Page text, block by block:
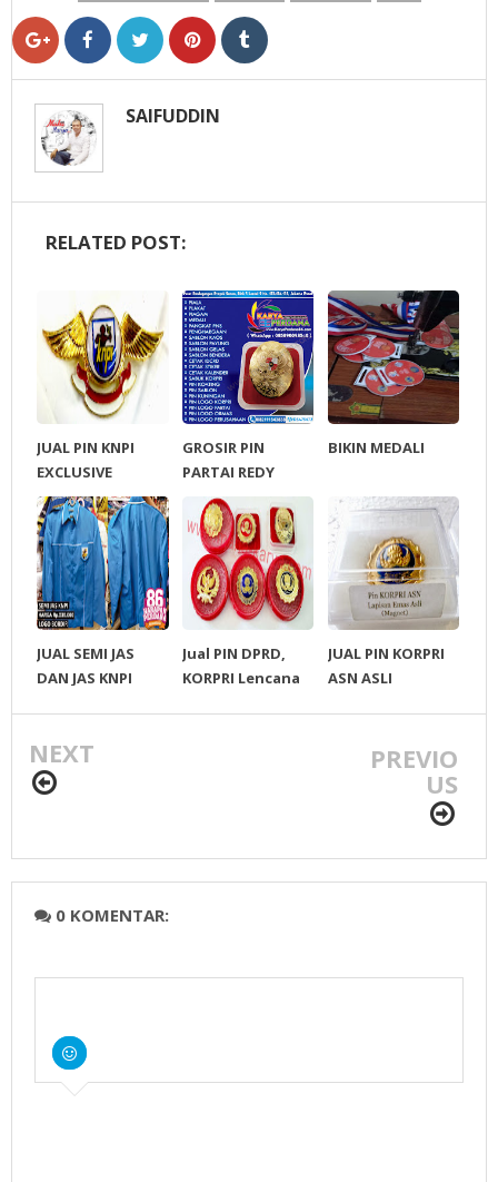
SAIFUDDIN
RELATED POST:
JUAL PIN KNPI
EXCLUSIVE
GROSIR PIN
PARTAI REDY
STOK SEMUA
PARTAI Nasdem,
PKB, PKS, PDI,
Golkar, Gerindra,
Demokrat, PAN,
PPP, Hanura,
PDA, PNA, PA,
PBB, PKPI, PARTAI
BIKIN MEDALI
JUAL SEMI JAS
DAN JAS KNPI
Jual PIN DPRD,
KORPRI Lencana
JUAL PIN KORPRI
ASN ASLI
NEXT PREVIO
US
0 KOMENTAR: